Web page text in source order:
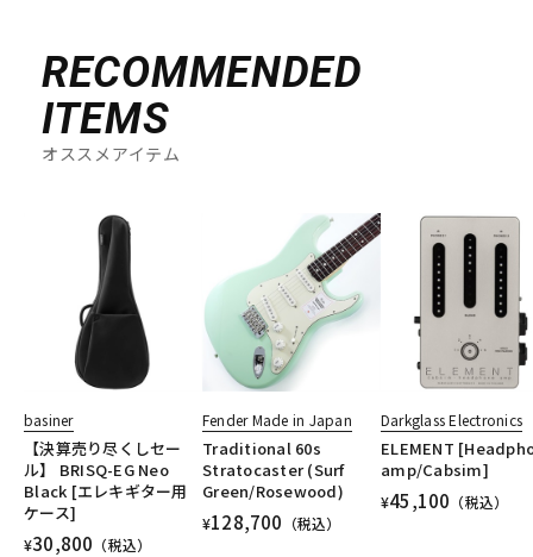
RECOMMENDED
ITEMS
オススメアイテム
basiner
【決算売り尽くしセー
ル】 BRISQ-EG Neo
Black [エレキギター用
ケース]
¥30,800 （税込）
Fender Made in Japan
Traditional 60s
Stratocaster (Surf
Green/Rosewood)
¥128,700 （税込）
Darkglass Electronics
ELEMENT
amp/Cabsim]
¥45,100 （税込）